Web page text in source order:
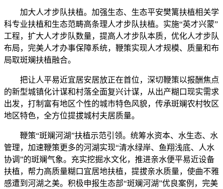
加大人才步队扶植。加强生态、生态平安樊篱扶植相关学
科专业扶植和生态范畴高条理人才步队扶植。实施“英才兴蒙”
工程，扩大人才步队数量，提高人才步队本质，优化人才步队
布局，完美人才办事保障系统，鞭策实现人才规模、质量和布
局取斑斓扶植融合。
把让人平易近宜居安居放正在首位，深切鞭策以报酬焦点
的新型城镇化计谋和村落全面复兴计谋，从出产糊口现实需求
出发，打制富有地区个性的城市特色风貌，传承斑斓农村牧区
地区特色，全方位提拔城村夫居质量。
鞭策“斑斓河湖”扶植示范引领。统筹水资本、水生态、水
管理，加速鞭策更多的河湖实现“清水绿岸、鱼翔浅底、人水
协调”的斑斓气象。充实挖掘水文化，推进亲水便平易近设备
扶植，帮力高质量糊口宜居地扶植，提拔亲水质量，使曲不雅
感遭到河湖之美。积极申报生态部“斑斓河湖”优良案例，完美